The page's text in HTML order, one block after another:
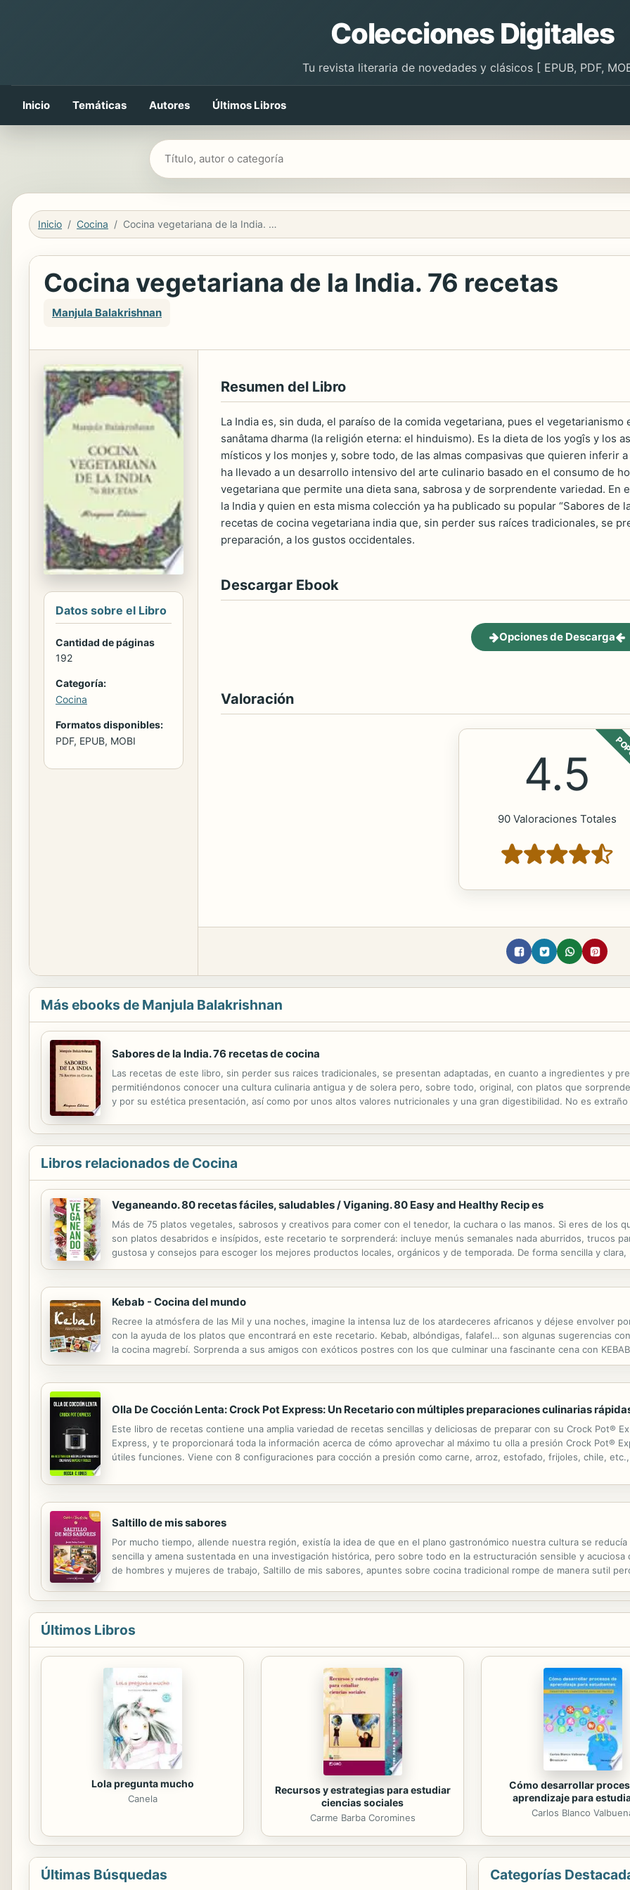
Colecciones Digitales
Tu revista literaria de novedades y clásicos [ EPUB, PDF,
Inicio Temáticas Autores Últimos Libros
Buscar libros
Inicio Cocina Cocina vegetariana de la India. 76 recetas
Cocina vegetariana de la India. 76 recetas
Manjula Balakrishnan
Datos sobre el Libro
Cantidad de páginas
192
Categoría:
Cocina
Formatos disponibles:
PDF, EPUB, MOBI
Resumen del Libro
La India es, sin duda, el paraíso de la comida vegetariana, pues el
sanâtama dharma (la religión eterna: el hinduismo). Es la dieta de los yogîs y los
místicos y los monjes y, sobre todo, de las almas compasivas que quieren inferir
ha llevado a un desarrollo intensivo del arte culinario basado en el consumo de
vegetariana que permite una dieta sana, sabrosa y de sorprendente variedad.
la India y quien en esta misma colección ya ha publicado su popular “Sabores de
recetas de cocina vegetariana india que, sin perder sus raíces tradicionales, se
preparación, a los gustos occidentales.
Descargar Ebook
Opciones de Descarga
Valoración
4.5
90 Valoraciones Totales
Más ebooks de Manjula Balakrishnan
Sabores de la India. 76 recetas de cocina
Las recetas de este libro, sin perder sus raices tradicionales, se presentan adaptadas, en cuanto a ingredientes y
permitiéndonos conocer una cultura culinaria antigua y de solera pero, sobre todo, original, con platos que
y por su estética presentación, así como por unos altos valores nutricionales y una gran digestibilidad. No es
Libros relacionados de Cocina
Veganeando. 80 recetas fáciles, saludables / Viganing. 80 Easy and Healthy Recip es
Más de 75 platos vegetales, sabrosos y creativos para comer con el tenedor, la cuchara o las manos. Si eres de los
son platos desabridos e insípidos, este recetario te sorprenderá: incluye menús semanales nada aburridos, trucos
gustosa y consejos para escoger los mejores productos locales, orgánicos y de temporada. De forma sencilla y
experiencia y las estrategias que siguió cuando hizo la transición al veganismo. Pensado tanto para aquellos
Kebab - Cocina del mundo
Recree la atmósfera de las Mil y una noches, imagine la intensa luz de los atardeceres africanos y déjese envolver
con la ayuda de los platos que encontrará en este recetario. Kebab, albóndigas, falafel… son algunas sugerencias
la cocina magrebí. Sorprenda a sus amigos con exóticos postres con los que culminar una fascinante cena con
Olla De Cocción Lenta: Crock Pot Express: Un Recetario con múltiples preparaciones culinarias
Este libro de recetas contiene una amplia variedad de recetas sencillas y deliciosas de preparar con su Crock Pot®
Express, y te proporcionará toda la información acerca de cómo aprovechar al máximo tu olla a presión Crock Pot®
útiles funciones. Viene con 8 configuraciones para cocción a presión como carne, arroz, estofado, frijoles, chile,
Saltillo de mis sabores
Por mucho tiempo, allende nuestra región, existía la idea de que en el plano gastronómico nuestra cultura se
sencilla y amena sustentada en una investigación histórica, pero sobre todo en la estructuración sensible y
de hombres y mujeres de trabajo, Saltillo de mis sabores, apuntes sobre cocina tradicional rompe de manera sutil
Últimos Libros
Lola pregunta mucho
Canela
Recursos y estrategias para estudiar
ciencias sociales
Carme Barba Coromines
Cómo desarrollar
aprendizaje para
Carlos Blanco
Últimas Búsquedas Categorías